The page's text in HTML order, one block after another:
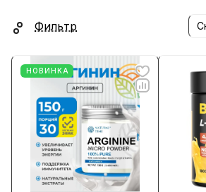
Фильтр
НОВИНКА